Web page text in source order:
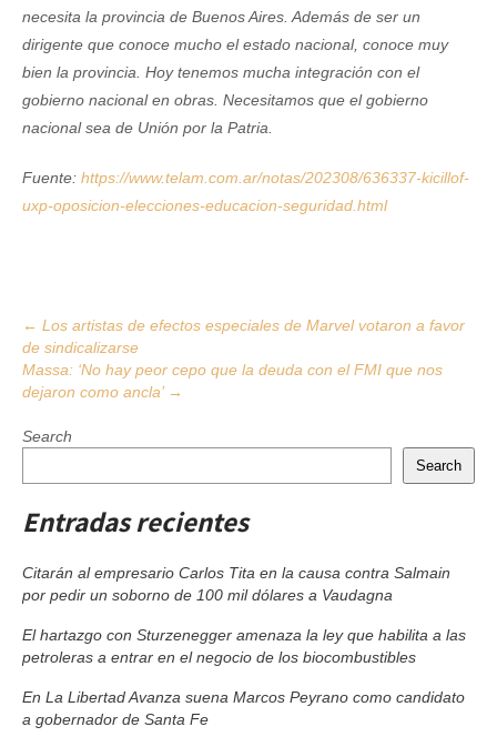
necesita la provincia de Buenos Aires. Además de ser un
dirigente que conoce mucho el estado nacional, conoce muy
bien la provincia. Hoy tenemos mucha integración con el
gobierno nacional en obras. Necesitamos que el gobierno
nacional sea de Unión por la Patria.
Fuente: https://www.telam.com.ar/notas/202308/636337-kicillof-
uxp-oposicion-elecciones-educacion-seguridad.html
Post
navigation
← Los artistas de efectos especiales de Marvel votaron a favor
de sindicalizarse
Massa: ‘No hay peor cepo que la deuda con el FMI que nos
dejaron como ancla’ →
Search
Search
Entradas recientes
Citarán al empresario Carlos Tita en la causa contra Salmain
por pedir un soborno de 100 mil dólares a Vaudagna
El hartazgo con Sturzenegger amenaza la ley que habilita a las
petroleras a entrar en el negocio de los biocombustibles
En La Libertad Avanza suena Marcos Peyrano como candidato
a gobernador de Santa Fe